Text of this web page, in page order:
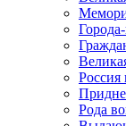
Россия
Рода